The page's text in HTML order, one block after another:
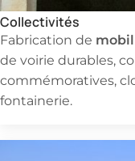
Collectivités
Fabrication de
de voirie durables,
commémoratives,
fontainerie.